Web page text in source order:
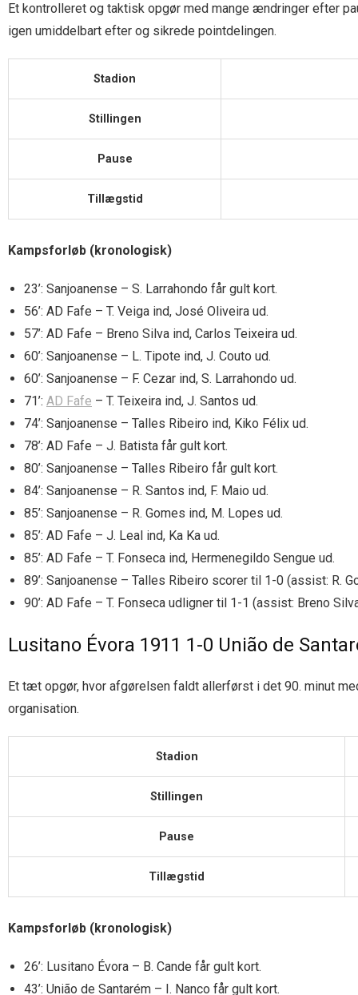
Et kontrolleret og taktisk opgør med mange ændringer efter
igen umiddelbart efter og sikrede pointdelingen.
Stadion
Stillingen
Pause
Tillægstid
Kampsforløb (kronologisk)
23’: Sanjoanense – S. Larrahondo får gult kort.
56’: AD Fafe – T. Veiga ind, José Oliveira ud.
57’: AD Fafe – Breno Silva ind, Carlos Teixeira ud.
60’: Sanjoanense – L. Tipote ind, J. Couto ud.
60’: Sanjoanense – F. Cezar ind, S. Larrahondo ud.
71’: AD Fafe – T. Teixeira ind, J. Santos ud.
74’: Sanjoanense – Talles Ribeiro ind, Kiko Félix ud.
78’: AD Fafe – J. Batista får gult kort.
80’: Sanjoanense – Talles Ribeiro får gult kort.
84’: Sanjoanense – R. Santos ind, F. Maio ud.
85’: Sanjoanense – R. Gomes ind, M. Lopes ud.
85’: AD Fafe – J. Leal ind, Ka Ka ud.
85’: AD Fafe – T. Fonseca ind, Hermenegildo Sengue ud.
89’: Sanjoanense – Talles Ribeiro scorer til 1-0 (assist: R.
90’: AD Fafe – T. Fonseca udligner til 1-1 (assist: Breno
Lusitano Évora 1911 1-0 União de
Et tæt opgør, hvor afgørelsen faldt allerførst i det 90. minut
organisation.
Stadion
Stillingen
Pause
Tillægstid
Kampsforløb (kronologisk)
26’: Lusitano Évora – B. Cande får gult kort.
43’: União de Santarém – I. Nanco får gult kort.